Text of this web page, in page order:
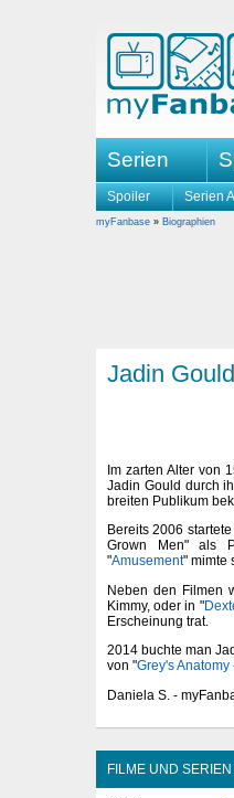
Serien
Spoiler Serien
myFanbase » Biographien
Jadin Gould
Im zarten Alter von
Jadin Gould durch
breiten Publikum
Bereits 2006
Grown Men" als
"Amusement" mimte
Neben den Filmen
Kimmy, oder in "
Erscheinung trat.
2014 buchte man
von "Grey's
Daniela S. -
FILME UND